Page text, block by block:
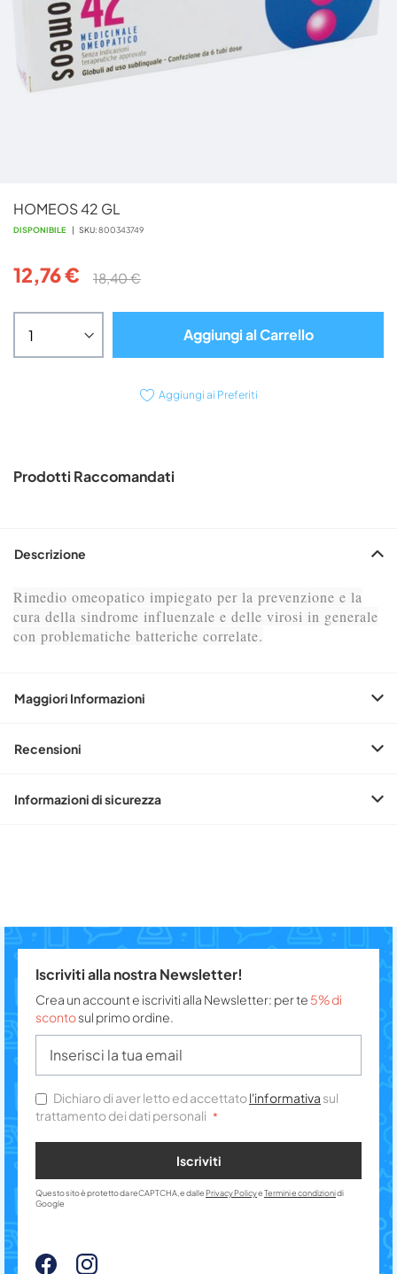
HOMEOS 42 GL
DISPONIBILE SKU 800343749
12,76 € 18,40 €
Aggiungi al Carrello
Aggiungi ai Preferiti
all'inizio
della
immagini
Prodotti Raccomandati
Descrizione
Rimedio omeopatico impiegato per la prevenzione e la
cura della sindrome influenzale e delle virosi in generale
con problematiche batteriche correlate.
Maggiori Informazioni
Recensioni
Informazioni di sicurezza
Iscriviti alla nostra Newsletter!
Crea un account e iscriviti alla Newsletter: per te 5% di
scontosul primo ordine.
Dichiaro di aver letto ed accettatol'informativa sul
trattamento dei dati personali
Iscriviti
Questo sito è protetto da reCAPTCHA, e dalle Privacy PolicyeTermini e condizionidi
Google